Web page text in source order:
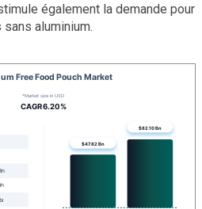
également la demande pour
aluminium.